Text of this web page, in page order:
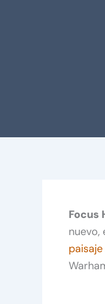
Focus
nuevo,